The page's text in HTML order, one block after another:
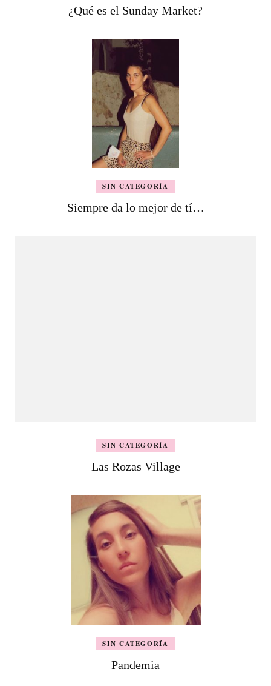
¿Qué es el Sunday Market?
SIN CATEGORÍA
Siempre da lo mejor de tí…
SIN CATEGORÍA
Las Rozas Village
SIN CATEGORÍA
Pandemia